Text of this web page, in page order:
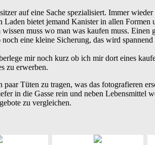
auf eine Sache spezialisiert. Immer
bietet jemand Kanister in allen Formen
muss wo man was kaufen muss. Einen
eine kleine Sicherung, das wird
mir noch kurz ob ich mir dort eines
zu erwerben.
Tüten zu tragen, was das fotografieren
in die Gasse rein und neben Lebensmittel
zu vergleichen.